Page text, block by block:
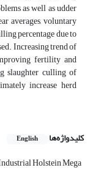
as well as udder
averages, voluntary
percentage due to
Increasing trend of
fertility and
slaughter culling of
increase herd
کلیدواژه‌ها English
Holstein Mega